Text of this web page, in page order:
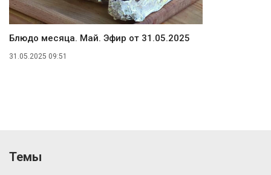
Блюдо месяца. Май. Эфир от 31.05.2025
31.05.2025 09:51
Темы